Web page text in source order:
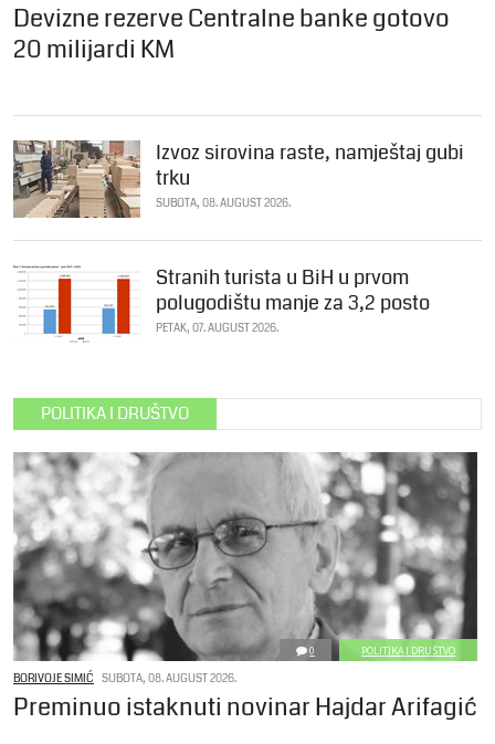
Devizne rezerve Centralne banke gotovo
20 milijardi KM
Izvoz sirovina raste, namještaj gubi
trku
SUBOTA, 08. AUGUST 2026.
Stranih turista u BiH u prvom
polugodištu manje za 3,2 posto
PETAK, 07. AUGUST 2026.
POLITIKA I DRUŠTVO
0 POLITIKA I DRUŠTVO
BORIVOJE SIMIĆ SUBOTA, 08. AUGUST 2026.
Preminuo istaknuti novinar Hajdar Arifagić